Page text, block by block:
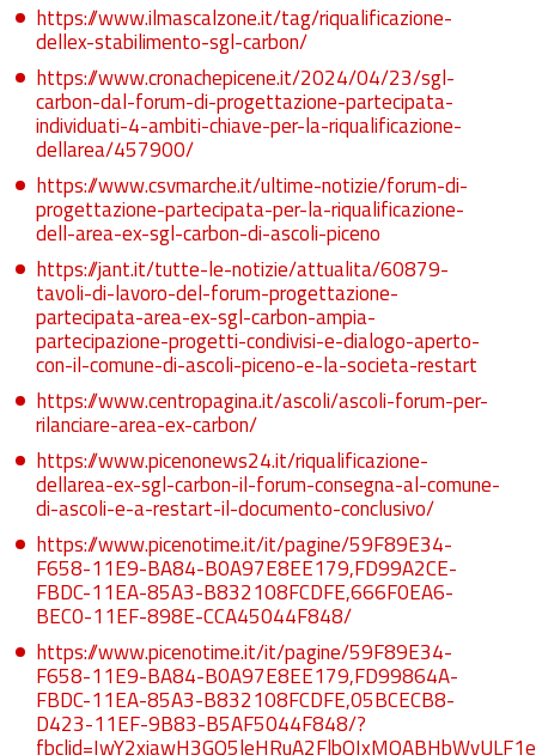
https://www.ilmascalzone.it/tag/riqualificazione-
dellex-stabilimento-sgl-carbon/
https://www.cronachepicene.it/2024/04/23/sgl-
carbon-dal-forum-di-progettazione-partecipata-
individuati-4-ambiti-chiave-per-la-riqualificazione-
dellarea/457900/
https://www.csvmarche.it/ultime-notizie/forum-di-
progettazione-partecipata-per-la-riqualificazione-
dell-area-ex-sgl-carbon-di-ascoli-piceno
https://jant.it/tutte-le-notizie/attualita/60879-
tavoli-di-lavoro-del-forum-progettazione-
partecipata-area-ex-sgl-carbon-ampia-
partecipazione-progetti-condivisi-e-dialogo-aperto-
con-il-comune-di-ascoli-piceno-e-la-societa-restart
https://www.centropagina.it/ascoli/ascoli-forum-per-
rilanciare-area-ex-carbon/
https://www.picenonews24.it/riqualificazione-
dellarea-ex-sgl-carbon-il-forum-consegna-al-comune-
di-ascoli-e-a-restart-il-documento-conclusivo/
https://www.picenotime.it/it/pagine/59F89E34-
F658-11E9-BA84-B0A97E8EE179,FD99A2CE-
FBDC-11EA-85A3-B832108FCDFE,666F0EA6-
BEC0-11EF-898E-CCA45044F848/
https://www.picenotime.it/it/pagine/59F89E34-
F658-11E9-BA84-B0A97E8EE179,FD99864A-
FBDC-11EA-85A3-B832108FCDFE,05BCECB8-
D423-11EF-9B83-B5AF5044F848/?